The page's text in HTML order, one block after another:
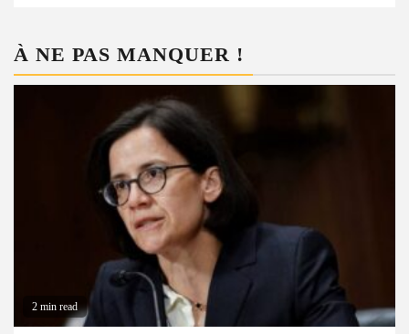
À NE PAS MANQUER !
2 min read